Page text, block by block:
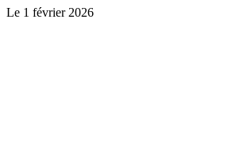
Le 1 février 2026